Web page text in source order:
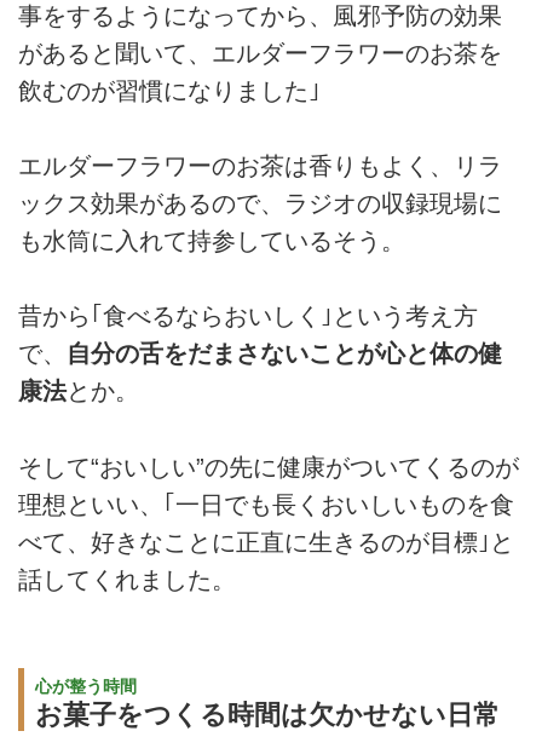
事をするようになってから、風邪予防の効果
があると聞いて、エルダーフラワーのお茶を
飲むのが習慣になりました｣
エルダーフラワーのお茶は香りもよく、リラ
ックス効果があるので、ラジオの収録現場に
も水筒に入れて持参しているそう。
昔から｢食べるならおいしく｣という考え方
で、 自分の舌をだまさないことが心と体の健
康法とか。
そして“おいしい”の先に健康がついてくるのが
理想といい、｢一日でも長くおいしいものを食
べて、好きなことに正直に生きるのが目標｣と
話してくれました。
心が整う時間
お菓子をつくる時間は欠かせない日常